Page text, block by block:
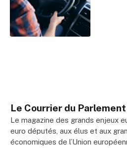
Le Courrier du
Le magazine des grands enjeux
euro députés, aux élus et aux
économiques de l’Union